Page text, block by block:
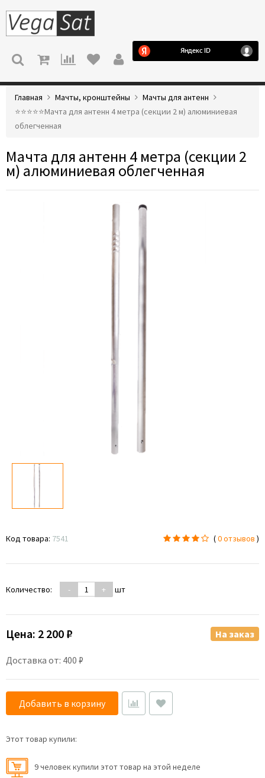
МЕНЮ
Главная Мачты, кронштейны
Мачты для антенн
⭐️⭐️⭐️⭐️⭐️Мачта для антенн 4 метра (секции 2 м) алюминиевая
облегченная
Мачта для антенн 4 метра (секции 2
м) алюминиевая облегченная
Код товара: 7541 (0 отзывов )
Количество: - + шт
Цена: 2 200 ₽
Доставка от: 400 ₽
На заказ
Добавить в корзину
Этот товар купили:
9 человек купили этот товар на этой неделе